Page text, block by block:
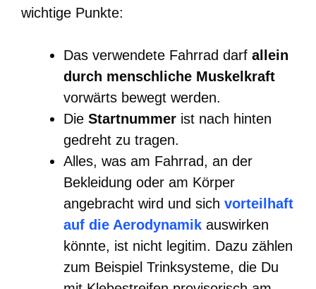
wichtige Punkte:
Das verwendete Fahrrad darf allein
durch menschliche Muskelkraft
vorwärts bewegt werden.
Die Startnummer ist nach hinten
gedreht zu tragen.
Alles, was am Fahrrad, an der
Bekleidung oder am Körper
angebracht wird und sich vorteilhaft
auf die Aerodynamik auswirken
könnte, ist nicht legitim. Dazu zählen
zum Beispiel Trinksysteme, die Du